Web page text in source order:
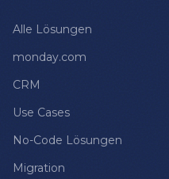
Alle Lösungen
monday.com
CRM
Use Cases
No-Code Lösungen
Migration